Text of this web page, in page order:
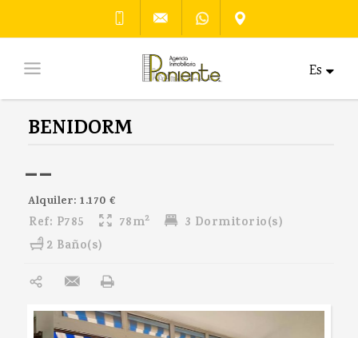
Es
BENIDORM
--
Alquiler: 1.170 €
Ref: P785 78m2
3 Dormitorio(s)
2 Baño(s)